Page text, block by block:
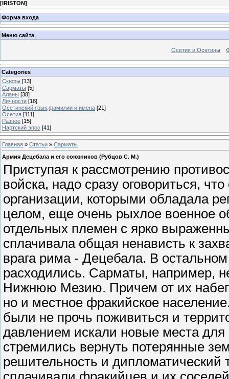
[IRISTON]
Форма входа
Меню сайта
Осетия и Осетины
Categories
Скифы [13]
Сарматы [5]
Аланы [38]
Личности [18]
Осетинский язык,фамилии и имена [21]
Осетия [111]
Разное [15]
Нартский эпос [41]
Главная » Статьи » Сарматы
Армия Децебала и его союзников (Рубцов С. М.)
Приступая к рассмотрению
войска, надо сразу оговориться,
организации, которыми обладала
целом, еще очень рыхлое военное
отдельных племен с ярко
сплачивала общая ненависть к
врага рима - Децебала. В
расходились. Сарматы, например,
Нижнюю Мезию. Причем от их
но и местное фракийское
были не прочь поживиться и
давлением искали новые места
стремились вернуть потерянные
решительность и дипломатический